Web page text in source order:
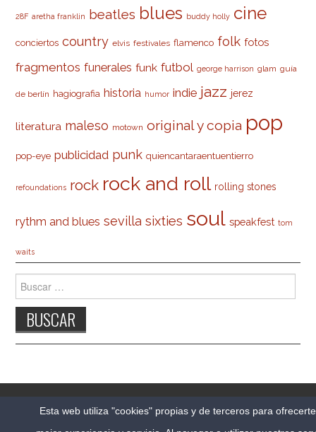
28F aretha franklin beatles blues buddy holly cine
conciertos country elvis festivales flamenco folk fotos
fragmentos funerales funk futbol george harrison glam guía
de berlín hagiografia historia humor indie jazz jerez
literatura maleso motown original y copia pop
pop-eye publicidad punk quiencantaraentuentierro
refoundations rock rock and roll rolling stones
rythm and blues sevilla sixties soul speakfest tom
waits
Buscar:
© 2026 CARLESO.COM. TODOS LOS DERECHOS
RESERVADOS.
Esta web utiliza "cookies" propias y de terceros para